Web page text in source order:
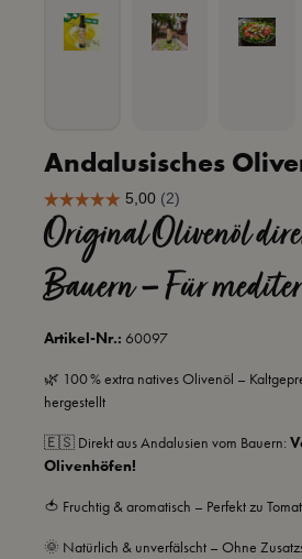
Andalusisches
Original Olivenöl
Bauern – Für
Artikel-Nr.: 60097
🌿 100 % extra natives Olivenöl –
hergestellt
🇪🇸 Direkt aus Andalusien vom Bauern:
Olivenhöfen!
🍅 Fruchtig & aromatisch – Perfekt zu
🌞 Natürlich & unverfälscht – Ohne